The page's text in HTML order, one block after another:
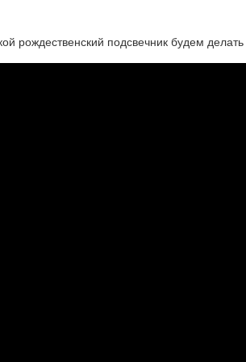
рождественский подсвечник будем